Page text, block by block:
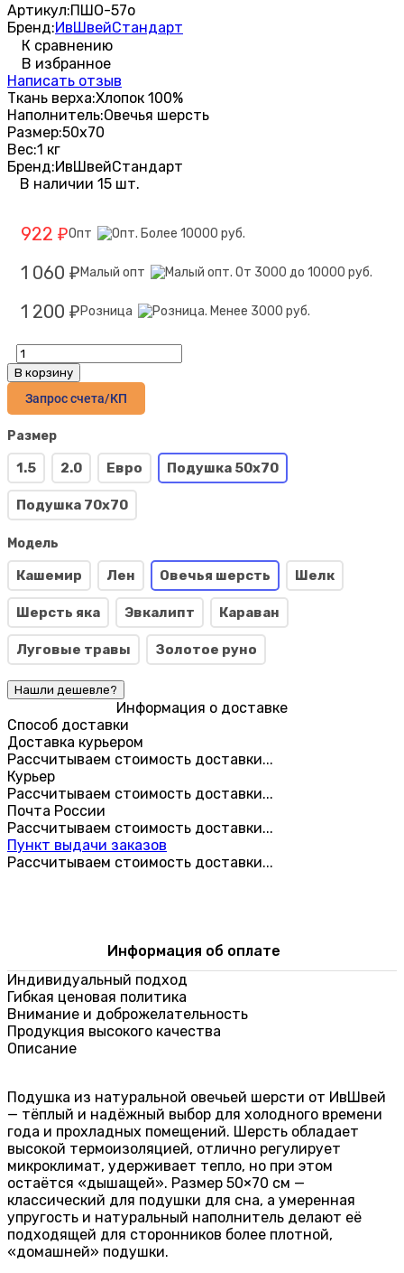
Артикул:ПШО-57о
Бренд:ИвШвейСтандарт
К сравнению
В избранное
Написать отзыв
Ткань верха:Хлопок 100%
Наполнитель:Овечья шерсть
Размер:50х70
Вес:1 кг
Бренд:ИвШвейСтандарт
В наличии 15 шт.
922 ₽Опт
1 060 ₽ Малый опт
1 200 ₽ Розница
В корзину
Запрос счета/КП
Размер
1.5 2.0 Евро Подушка 50х70
Подушка 70х70
Модель
Кашемир Лен Овечья шерсть Шелк
Шерсть яка Эвкалипт Караван
Луговые травы Золотое руно
Информация о доставке
Способ доставки
Доставка курьером
Рассчитываем стоимость доставки...
Курьер
Рассчитываем стоимость доставки...
Почта России
Рассчитываем стоимость доставки...
Пункт выдачи заказов
Рассчитываем стоимость доставки...
Информация об оплате
Индивидуальный подход
Гибкая ценовая политика
Внимание и доброжелательность
Продукция высокого качества
Описание
Подушка из натуральной овечьей шерсти от ИвШвей
— тёплый и надёжный выбор для холодного времени
года и прохладных помещений. Шерсть обладает
высокой термоизоляцией, отлично регулирует
микроклимат, удерживает тепло, но при этом
остаётся «дышащей». Размер 50×70 см —
классический для подушки для сна, а умеренная
упругость и натуральный наполнитель делают её
подходящей для сторонников более плотной,
«домашней» подушки.